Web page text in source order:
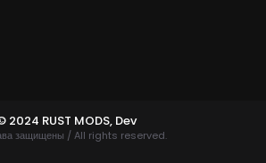
2024 RUST MODS, Dev
защищены / All rights reserved.